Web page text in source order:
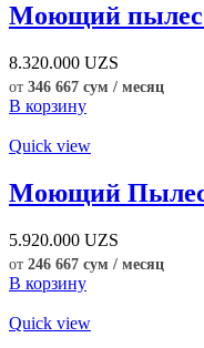
Моющий
8.320.000 UZS
от 346 667 сум / месяц
В корзину
Quick view
Моющий
5.920.000 UZS
от 246 667 сум / месяц
В корзину
Quick view